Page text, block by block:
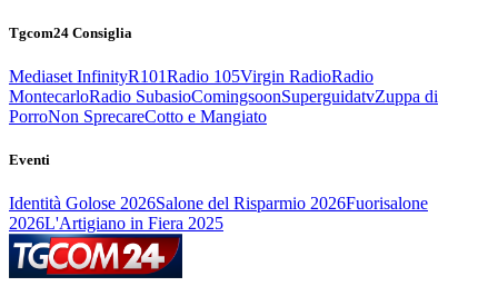
Tgcom24 Consiglia
Mediaset InfinityR101Radio 105Virgin RadioRadio
MontecarloRadio SubasioComingsoonSuperguidatvZuppa di
PorroNon SprecareCotto e Mangiato
Eventi
Identità Golose 2026Salone del Risparmio 2026Fuorisalone
2026L'Artigiano in Fiera 2025